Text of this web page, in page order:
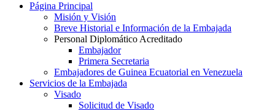
Página Principal
Misión y Visión
Breve Historial e Información de la Embajada
Personal Diplomático Acreditado
Embajador
Primera Secretaria
Embajadores de Guinea Ecuatorial en Venezuela
Servicios de la Embajada
Visado
Solicitud de Visado